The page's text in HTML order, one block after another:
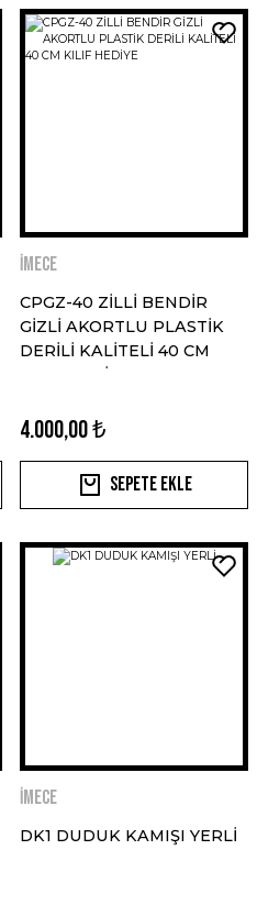
İMECE
CPGZ-40 ZİLLİ BENDİR
GİZLİ AKORTLU PLASTİK
DERİLİ KALİTELİ 40 CM
KILIF HEDİYE
4.000,00 ₺
Sepete Ekle
İMECE
DK1 DUDUK KAMIŞI YERLİ